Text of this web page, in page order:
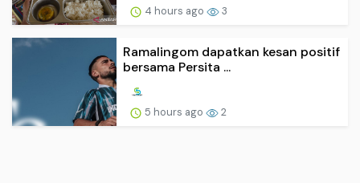
4 hours ago 3
Ramalingom dapatkan kesan positif
bersama Persita ...
5 hours ago 2